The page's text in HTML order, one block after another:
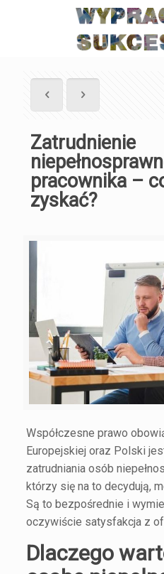
Zatrudnienie
pracownika –
zyskać?
Współczesne prawo
Europejskiej oraz Polski
zatrudniania osób
którzy się na to decydują,
Są to bezpośrednie i
oczywiście satysfakcja z
Dlaczego